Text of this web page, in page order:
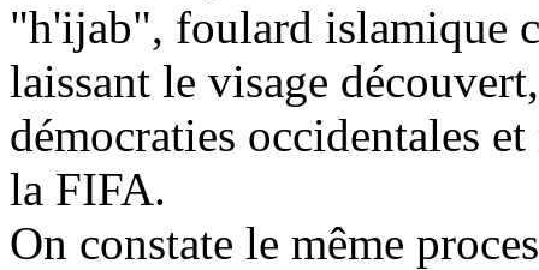
"h'ijab", foulard islamique
laissant le visage
démocraties occidentales
la FIFA.
On constate le même